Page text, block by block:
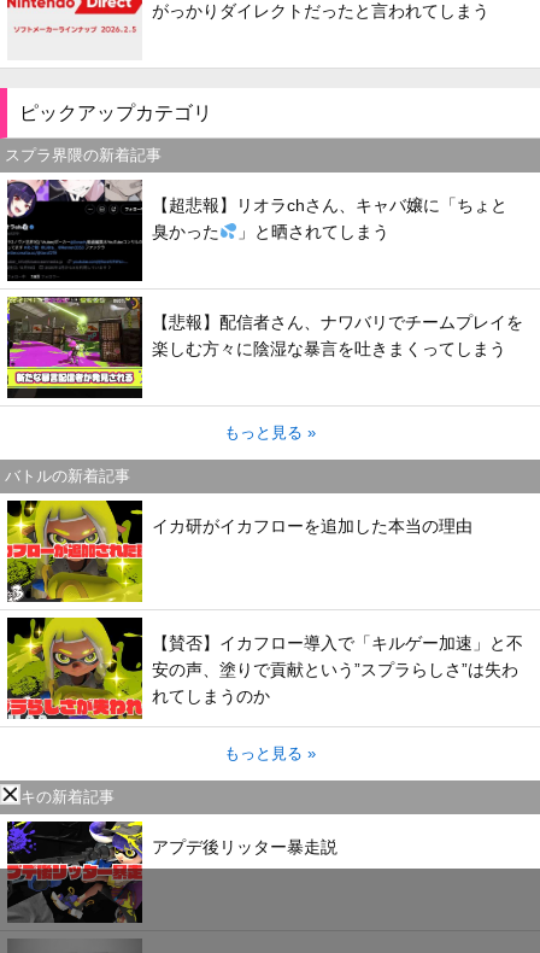
がっかりダイレクトだったと言われてしまう
ピックアップカテゴリ
スプラ界隈の新着記事
【超悲報】リオラchさん、キャバ嬢に「ちょと
臭かった
」と晒されてしまう
【悲報】配信者さん、ナワバリでチームプレイを
楽しむ方々に陰湿な暴言を吐きまくってしまう
もっと見る »
バトルの新着記事
イカ研がイカフローを追加した本当の理由
【賛否】イカフロー導入で「キルゲー加速」と不
安の声、塗りで貢献という”スプラらしさ”は失わ
れてしまうのか
もっと見る »
ブキの新着記事
アプデ後リッター暴走説